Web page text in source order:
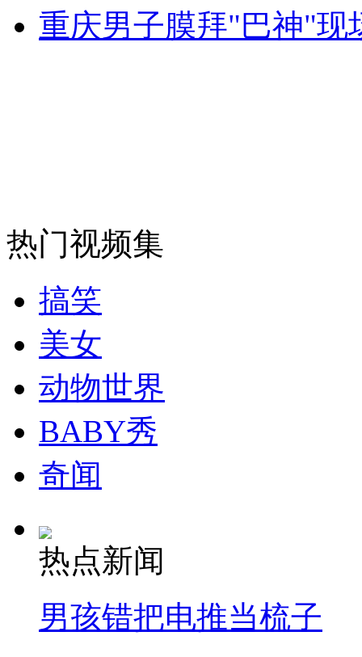
无痛分娩是否安全 医生回应
走！跟着总书记去植树
消防员救轻生者
纽约上演“枕头大战”
重庆男子膜拜"巴神"现
热门视频集
搞笑
美女
动物世界
BABY秀
奇闻
热点新闻
男孩错把电推当梳子